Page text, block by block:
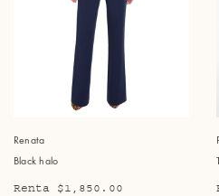
Renata
Black halo
Renta $1,850.00